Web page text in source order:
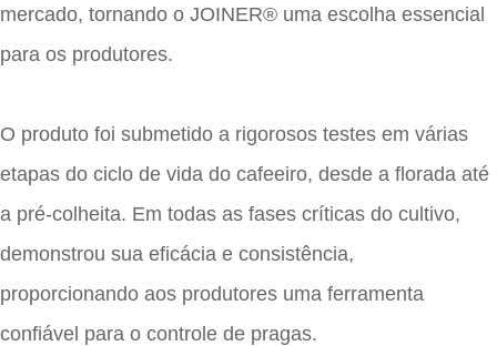
mercado, tornando o JOINER® uma escolha essencial
para os produtores.
O produto foi submetido a rigorosos testes em várias
etapas do ciclo de vida do cafeeiro, desde a florada até
a pré-colheita. Em todas as fases críticas do cultivo,
demonstrou sua eficácia e consistência,
proporcionando aos produtores uma ferramenta
confiável para o controle de pragas.